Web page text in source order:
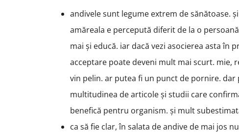
andivele sunt legume extrem de sănătoase.
amăreala e percepută diferit de la o
mai și educă. iar dacă vezi asocierea asta
acceptare poate deveni mult mai scurt. mie,
vin pelin. ar putea fi un punct de pornire.
multitudinea de articole și studii care
benefică pentru organism. și mult
ca să fie clar, în salata de andive de mai jos